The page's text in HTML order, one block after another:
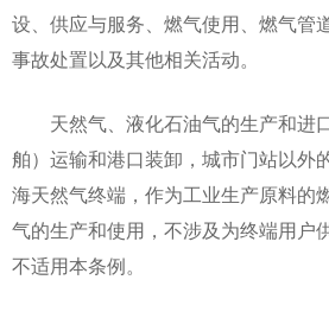
设、供应与服务、燃气使用、燃气管
事故处置以及其他相关活动。
天然气、液化石油气的生产和进
舶）运输和港口装卸，城市门站以外
海天然气终端，作为工业生产原料的
气的生产和使用，不涉及为终端用户
不适用本条例。